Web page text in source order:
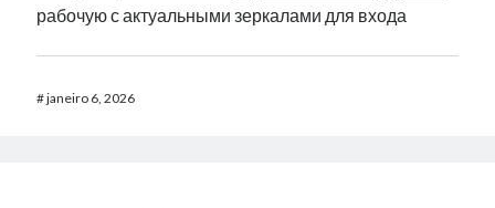
рабочую с актуальными зеркалами для входа
#janeiro 6, 2026